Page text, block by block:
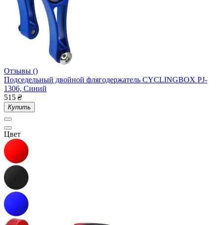
Отзывы ()
Подседельный двойной флягодержатель CYCLINGBOX PJ-
1306, Синий
515 ₴
Купить
Цвет